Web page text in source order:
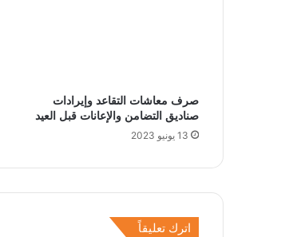
صرف معاشات التقاعد وإيرادات
صناديق التضامن والإعانات قبل العيد
13 يونيو 2023
اترك تعليقاً